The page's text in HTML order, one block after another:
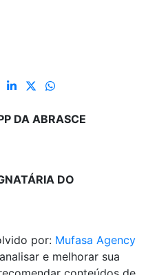
DA ABRASCE
DO
por: Mufasa Agency
e melhorar sua